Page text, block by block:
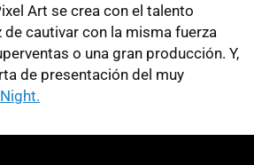
Art se crea con el talento
de cautivar con la misma fuerza
o una gran producción. Y,
de presentación del muy